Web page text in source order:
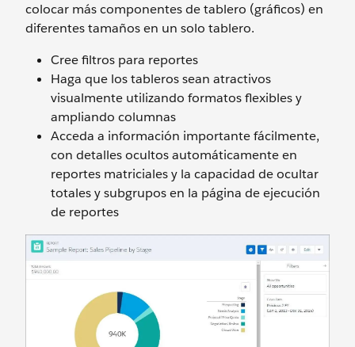
colocar más componentes de tablero (gráficos) en
diferentes tamaños en un solo tablero.
Cree filtros para reportes
Haga que los tableros sean atractivos
visualmente utilizando formatos flexibles y
ampliando columnas
Acceda a información importante fácilmente,
con detalles ocultos automáticamente en
reportes matriciales y la capacidad de ocultar
totales y subgrupos en la página de ejecución
de reportes